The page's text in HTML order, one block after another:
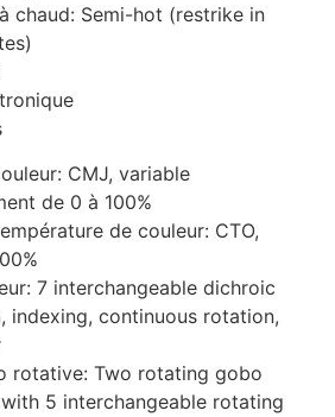
chaud: Semi-hot (restrike in
CMJ, variable
de 0 à 100%
de couleur: CTO,
7 interchangeable dichroic
indexing, continuous rotation,
rotative: Two rotating gobo
5 interchangeable rotating